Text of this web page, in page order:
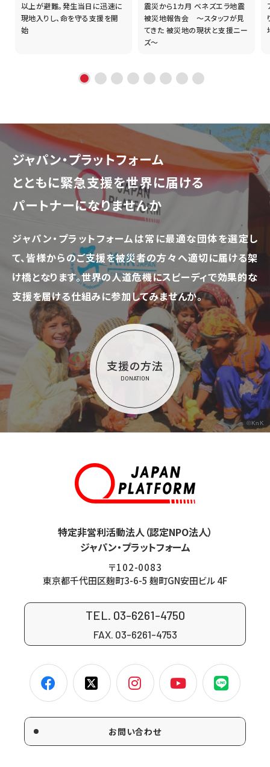
以上が避難。発生当日に迅速に
現地入りし、命を守る支援を開
始
震災から1カ月 ベネズエラ地震
被災地報告会 ～スタッフが見
てきた 被災地の現状と支援ニー
ズ～
ジャパン・プラットフォーム
とともに緊急支援を世界に届ける
パートナーになりませんか
ジャパン・プラットフォームは常に最適な団体を選定し
て、皆様からのご支援を被災者の方々へ適切に届ける架
け橋となります。世界の人道危機にスピーディで効果的な
支援を届ける仕組みに参加してみませんか。
支援の方法
DONATION
©KnK
特定非営利活動法人（認定NPO法人）
ジャパン・プラットフォーム
〒102-0083
東京都千代田区麹町3-6-5 麹町GN安田ビル 4F
TEL. 03-6261-4750
FAX. 03-6261-4753
お問い合わせ